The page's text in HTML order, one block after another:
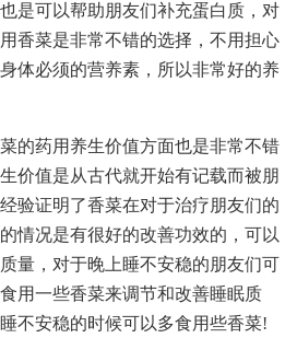
是可以帮助朋友们补充蛋白质，对
香菜是非常不错的选择，不用担心
体必须的营养素，所以非常好的养
的药用养生价值方面也是非常不错
价值是从古代就开始有记载而被朋
验证明了香菜在对于治疗朋友们的
情况是有很好的改善功效的，可以
量，对于晚上睡不安稳的朋友们可
用一些香菜来调节和改善睡眠质
不安稳的时候可以多食用些香菜!